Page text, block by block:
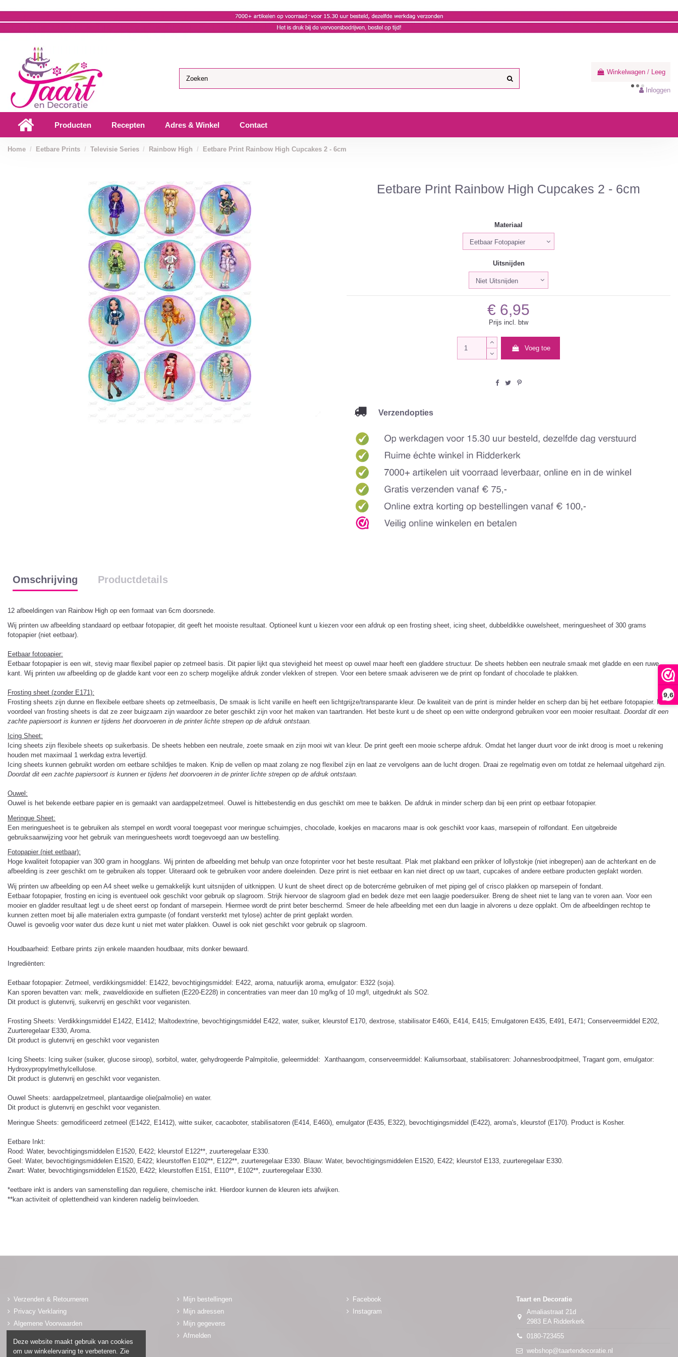
9,6
Winkelwagen / Leeg
Inloggen
Producten Recepten Adres & Winkel Contact
Home Eetbare Prints Televisie Series Rainbow High Eetbare Print Rainbow High Cupcakes 2 - 6cm
Eetbare Print Rainbow High Cupcakes 2 - 6cm
Materiaal
Uitsnijden
€ 6,95
Prijs incl. btw
Voeg toe
Verzendopties
Omschrijving Productdetails
12 afbeeldingen van Rainbow High op een formaat van 6cm doorsnede.
Wij printen uw afbeelding standaard op eetbaar fotopapier, dit geeft het mooiste resultaat. Optioneel kunt u kiezen voor een afdruk op een frosting sheet, icing sheet, dubbeldikke ouwelsheet, meringuesheet of 300 grams
fotopapier (niet eetbaar).
Eetbaar fotopapier:
Eetbaar fotopapier is een wit, stevig maar flexibel papier op zetmeel basis. Dit papier lijkt qua stevigheid het meest op ouwel maar heeft een gladdere structuur. De sheets hebben een neutrale smaak met gladde en een ruwe
kant. Wij printen uw afbeelding op de gladde kant voor een zo scherp mogelijke afdruk zonder vlekken of strepen. Voor een betere smaak adviseren we de print op fondant of chocolade te plakken.
Frosting sheet (zonder E171):
Frosting sheets zijn dunne en flexibele eetbare sheets op zetmeelbasis, De smaak is licht vanille en heeft een lichtgrijze/transparante kleur. De kwaliteit van de print is minder helder en scherp dan bij het eetbare fotopapier. Het
voordeel van frosting sheets is dat ze zeer buigzaam zijn waardoor ze beter geschikt zijn voor het maken van taartranden. Het beste kunt u de sheet op een witte ondergrond gebruiken voor een mooier resultaat. Doordat dit een
zachte papiersoort is kunnen er tijdens het doorvoeren in de printer lichte strepen op de afdruk ontstaan.
Icing Sheet:
Icing sheets zijn flexibele sheets op suikerbasis. De sheets hebben een neutrale, zoete smaak en zijn mooi wit van kleur. De print geeft een mooie scherpe afdruk. Omdat het langer duurt voor de inkt droog is moet u rekening
houden met maximaal 1 werkdag extra levertijd.
Icing sheets kunnen gebruikt worden om eetbare schildjes te maken. Knip de vellen op maat zolang ze nog flexibel zijn en laat ze vervolgens aan de lucht drogen. Draai ze regelmatig even om totdat ze helemaal uitgehard zijn.
Doordat dit een zachte papiersoort is kunnen er tijdens het doorvoeren in de printer lichte strepen op de afdruk ontstaan.
Ouwel:
Ouwel is het bekende eetbare papier en is gemaakt van aardappelzetmeel. Ouwel is hittebestendig en dus geschikt om mee te bakken. De afdruk in minder scherp dan bij een print op eetbaar fotopapier.
Meringue Sheet:
Een meringuesheet is te gebruiken als stempel en wordt vooral toegepast voor meringue schuimpjes, chocolade, koekjes en macarons maar is ook geschikt voor kaas, marsepein of rolfondant. Een uitgebreide
gebruiksaanwijzing voor het gebruik van meringuesheets wordt toegevoegd aan uw bestelling.
Fotopapier (niet eetbaar):
Hoge kwaliteit fotopapier van 300 gram in hoogglans. Wij printen de afbeelding met behulp van onze fotoprinter voor het beste resultaat. Plak met plakband een prikker of lollystokje (niet inbegrepen) aan de achterkant en de
afbeelding is zeer geschikt om te gebruiken als topper. Uiteraard ook te gebruiken voor andere doeleinden. Deze print is niet eetbaar en kan niet direct op uw taart, cupcakes of andere eetbare producten geplakt worden.
Wij printen uw afbeelding op een A4 sheet welke u gemakkelijk kunt uitsnijden of uitknippen. U kunt de sheet direct op de botercréme gebruiken of met piping gel of crisco plakken op marsepein of fondant.
Eetbaar fotopapier, frosting en icing is eventueel ook geschikt voor gebruik op slagroom. Strijk hiervoor de slagroom glad en bedek deze met een laagje poedersuiker. Breng de sheet niet te lang van te voren aan. Voor een
mooier en gladder resultaat legt u de sheet eerst op fondant of marsepein. Hiermee wordt de print beter beschermd. Smeer de hele afbeelding met een dun laagje in alvorens u deze opplakt. Om de afbeeldingen rechtop te
kunnen zetten moet bij alle materialen extra gumpaste (of fondant versterkt met tylose) achter de print geplakt worden.
Ouwel is gevoelig voor water dus deze kunt u niet met water plakken. Ouwel is ook niet geschikt voor gebruik op slagroom.
Houdbaarheid: Eetbare prints zijn enkele maanden houdbaar, mits donker bewaard.
Ingrediënten:
Eetbaar fotopapier: Zetmeel, verdikkingsmiddel: E1422, bevochtigingsmiddel: E422, aroma, natuurlijk aroma, emulgator: E322 (soja).
Kan sporen bevatten van: melk, zwaveldioxide en sulfieten (E220-E228) in concentraties van meer dan 10 mg/kg of 10 mg/l, uitgedrukt als SO2.
Dit product is glutenvrij, suikervrij en geschikt voor veganisten.
Frosting Sheets: Verdikkingsmiddel E1422, E1412; Maltodextrine, bevochtigingsmiddel E422, water, suiker, kleurstof E170, dextrose, stabilisator E460i, E414, E415; Emulgatoren E435, E491, E471; Conserveermiddel E202,
Zuurteregelaar E330, Aroma.
Dit product is glutenvrij en geschikt voor veganisten
Icing Sheets: Icing suiker (suiker, glucose siroop), sorbitol, water, gehydrogeerde Palmpitolie, geleermiddel: Xanthaangom, conserveermiddel: Kaliumsorbaat, stabilisatoren: Johannesbroodpitmeel, Tragant gom, emulgator:
Hydroxypropylmethylcellulose.
Dit product is glutenvrij en geschikt voor veganisten.
Ouwel Sheets: aardappelzetmeel, plantaardige olie(palmolie) en water.
Dit product is glutenvrij en geschikt voor veganisten.
Meringue Sheets: gemodificeerd zetmeel (E1422, E1412), witte suiker, cacaoboter, stabilisatoren (E414, E460i), emulgator (E435, E322), bevochtigingsmiddel (E422), aroma's, kleurstof (E170). Product is Kosher.
Eetbare Inkt:
Rood: Water, bevochtigingsmiddelen E1520, E422; kleurstof E122**, zuurteregelaar E330.
Geel: Water, bevochtigingsmiddelen E1520, E422; kleurstoffen E102**, E122**, zuurteregelaar E330. Blauw: Water, bevochtigingsmiddelen E1520, E422; kleurstof E133, zuurteregelaar E330.
Zwart: Water, bevochtigingsmiddelen E1520, E422; kleurstoffen E151, E110**, E102**, zuurteregelaar E330.
*eetbare inkt is anders van samenstelling dan reguliere, chemische inkt. Hierdoor kunnen de kleuren iets afwijken.
**kan activiteit of oplettendheid van kinderen nadelig beïnvloeden.
Verzenden & Retourneren
Privacy Verklaring
Algemene Voorwaarden
Mijn bestellingen
Mijn adressen
Mijn gegevens
Afmelden
Facebook
Instagram
Taart en Decoratie
Amaliastraat 21d
2983 EA Ridderkerk
0180-723455
webshop@taartendecoratie.nl
Deze website maakt gebruik van cookies
om uw winkelervaring te verbeteren. Zie